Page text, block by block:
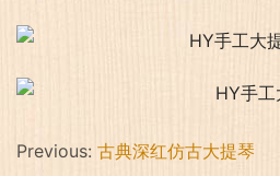
Previous: 古典深红仿古大提琴